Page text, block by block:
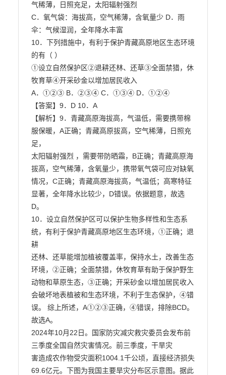
气稀薄，日照充足，太阳辐射强烈
C．氧气袋：海拔高，空气稀薄，含氧量少 D．雨
伞：气候湿润，全年降水丰富
10．下列措施中，有利于保护青藏高原地区生态环境
的有（ ）
①设立自然保护区②退耕还林、还草③全面禁猎，休
牧育草④开采砂金以增加居民收入
A．①②③ B．②③④ C．①③④ D．①②④
【答案】9．D 10．A
【解析】9．青藏高原海拔高，气温低，需要携带棉
服保暖，A正确；青藏高原拔高，空气稀薄，日照充
足，
太阳辐射强烈 ，需要带防晒霜，B正确；青藏高原海
拔高，空气稀薄，含氧量少，携带氧气袋可应对缺氧
情况，C正确；青藏高原海拔高，气温低；高寒特征
显著，全年降水比较少，D错误。依据题意，故选
D。
10．设立自然保护区可以保护生物多样性和生态系
统，有利于保护青藏高原地区生态环境，①正确；退
耕
还林、还草能增加植被覆盖率，保持水土，改善生态
环境，②正确；全面禁猎，休牧育草有助于保护野生
动物和草原生态，③正确；开采砂金以增加居民收入
会破坏地表植被和生态环境，不利于生态保护，④错
误。 综上所述，A①②③正确，④错误，排除BCD。
故选A。
2024年10月22日。国家防灾减灾救灾委员会发布前
三季度全国自然灾害情况。前三季度，干旱灾
害造成农作物受灾面积1004.1千公顷，直接经济损失
69.6亿元。下图为我国主要旱灾分布区示意图。据此